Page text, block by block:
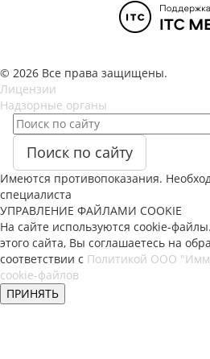
© 2026 Все права защищены.
Лицензии
Надзорные органы
Поиск по сайту
Имеются противопоказания.
специалиста
УПРАВЛЕНИЕ ФАЙЛАМИ COOKIE
На сайте используются cookie-
этого сайта, Вы соглашаетесь на
соответствии с Политикой ООО
cookie-файлов
ПРИНЯТЬ